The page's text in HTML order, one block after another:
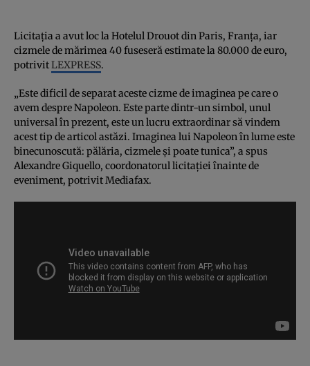
Licitaţia a avut loc la Hotelul Drouot din Paris, Franţa, iar
cizmele de mărimea 40 fuseseră estimate la 80.000 de euro,
potrivitLEXPRESS.
„Este dificil de separat aceste cizme de imaginea pe care o
avem despre Napoleon. Este parte dintr-un simbol, unul
universal în prezent, este un lucru extraordinar să vindem
acest tip de articol astăzi. Imaginea lui Napoleon în lume este
binecunoscută: pălăria, cizmele şi poate tunica”, a spus
Alexandre Giquello, coordonatorul licitaţiei înainte de
eveniment, potrivit Mediafax.